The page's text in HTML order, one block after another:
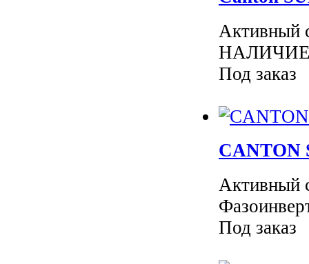
Активный
Под заказ
CANTON
Активный
Под заказ